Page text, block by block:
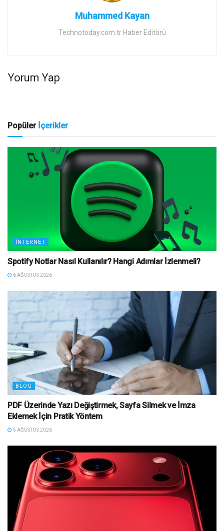
Muhammed Kayan
Technotoday.com.tr Haber Editörü
Yorum Yap
Popüler İçerikler
İNTERNET
Spotify Notlar Nasıl Kullanılır? Hangi Adımlar İzlenmeli?
6 AĞUSTOS 2026
BLOG
PDF Üzerinde Yazı Değiştirmek, Sayfa Silmek ve İmza
Eklemek İçin Pratik Yöntem
5 AĞUSTOS 2026